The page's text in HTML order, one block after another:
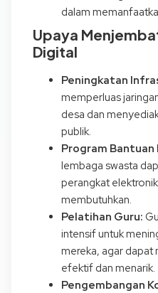
dalam
Upaya
Digital
Peningkatan
memperluas
desa dan
publik.
Program Bantuan
lembaga swasta
perangkat
membutuhkan.
Pelatihan Guru:
intensif untuk
mereka, agar dapat
efektif dan menarik.
Pengembangan